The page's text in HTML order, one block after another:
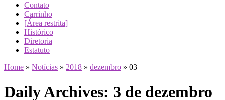
Contato
Carrinho
[Área restrita]
Histórico
Diretoria
Estatuto
Home » Notícias » 2018 » dezembro » 03
Daily Archives: 3 de dezembro